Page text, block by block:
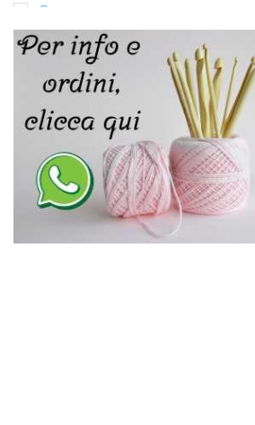
Pasqua
Portachiavi
Portamonete